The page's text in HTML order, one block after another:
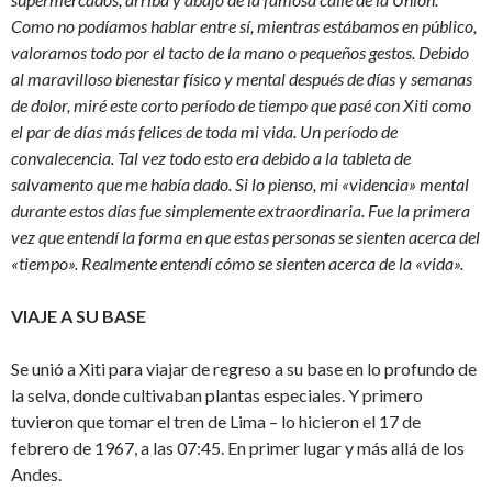
Como no podíamos hablar entre sí, mientras estábamos en público,
valoramos todo por el tacto de la mano o pequeños gestos. Debido
al maravilloso bienestar físico y mental después de días y semanas
de dolor, miré este corto período de tiempo que pasé con Xiti como
el par de días más felices de toda mi vida. Un período de
convalecencia. Tal vez todo esto era debido a la tableta de
salvamento que me había dado. Si lo pienso, mi «videncia» mental
durante estos días fue simplemente extraordinaria. Fue la primera
vez que entendí la forma en que estas personas se sienten acerca del
«tiempo». Realmente entendí cómo se sienten acerca de la «vida».
VIAJE A SU BASE
Se unió a Xiti para viajar de regreso a su base en lo profundo de
la selva, donde cultivaban plantas especiales. Y primero
tuvieron que tomar el tren de Lima – lo hicieron el 17 de
febrero de 1967, a las 07:45. En primer lugar y más allá de los
Andes.